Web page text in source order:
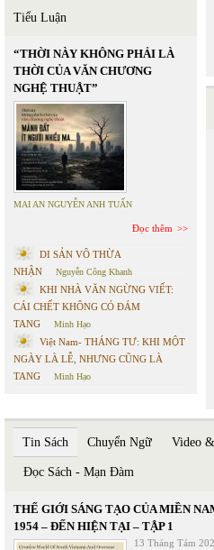
Tiểu Luận
“THỜI NÀY KHÔNG PHẢI LÀ
THỜI CỦA VĂN CHƯƠNG
NGHỆ THUẬT”
MAI AN NGUYỄN ANH TUẤN
Đọc thêm
DI SẢN VÔ THỪA
NHẬN
Nguyễn Công Khanh
KHI NHÀ VĂN NGỪNG VIẾT:
CÁI CHẾT KHÔNG CÓ ĐÁM
TANG
Minh Hạo
Việt Nam- THÁNG TƯ: KHI MỘT
NGÀY LÀ LỄ, NHƯNG CŨNG LÀ
TANG
Minh Hạo
Tin Sách Chuyển Ngữ Video
Đọc Sách - Mạn Đàm
THẾ GIỚI SÁNG TẠO CỦA MIỀN
1954 – ĐẾN HIỆN TẠI – TẬP 1
13 Tháng Tám